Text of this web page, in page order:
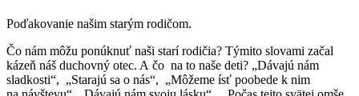
Poďakovanie našim starým rodičom.
Čo nám môžu ponúknuť naši starí rodičia? Týmito slovami začal
kázeň náš duchovný otec. A čo na to naše deti? „Dávajú nám
sladkosti“, „Starajú sa o nás“, „Môžeme ísť poobede k nim